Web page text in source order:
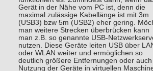
Gerät in der Nähe vom PC ist, denn die
maximal zulässige Kabellänge ist mit 3m
(USB3) bzw 5m (USB2) eher gering.
man weitere Strecken überbrücken kann
man z.B. so genannte USB-
nutzen. Diese Geräte leiten USB über
oder WLAN weiter und ermöglichen so
deutlich größere Entfernungen oder auch
Nutzung der Geräte in virtuellen